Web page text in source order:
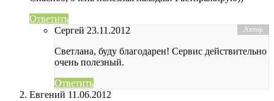
Ответить
Сергей 23.11.2012
Светлана, буду благодарен! Сервис действительно
очень полезный.
Ответить
Евгений 11.06.2012